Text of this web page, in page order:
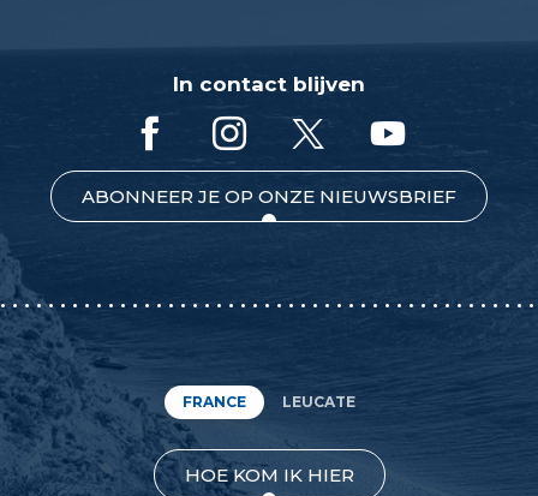
In contact blijven
ABONNEER JE OP ONZE NIEUWSBRIEF
FRANCE LEUCATE
HOE KOM IK HIER